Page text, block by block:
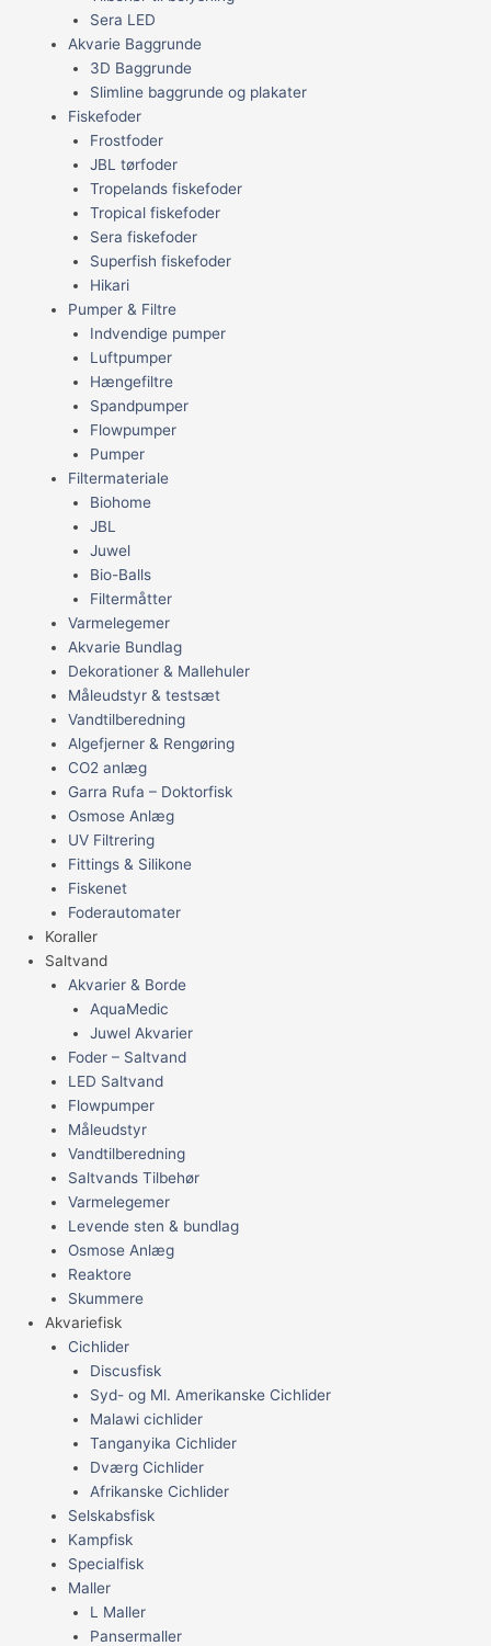
Sera LED
Akvarie Baggrunde
3D Baggrunde
Slimline baggrunde og plakater
Fiskefoder
Frostfoder
JBL tørfoder
Tropelands fiskefoder
Tropical fiskefoder
Sera fiskefoder
Superfish fiskefoder
Hikari
Pumper & Filtre
Indvendige pumper
Luftpumper
Hængefiltre
Spandpumper
Flowpumper
Pumper
Filtermateriale
Biohome
JBL
Juwel
Bio-Balls
Filtermåtter
Varmelegemer
Akvarie Bundlag
Dekorationer & Mallehuler
Måleudstyr & testsæt
Vandtilberedning
Algefjerner & Rengøring
CO2 anlæg
Garra Rufa – Doktorfisk
Osmose Anlæg
UV Filtrering
Fittings & Silikone
Fiskenet
Foderautomater
Koraller
Saltvand
Akvarier & Borde
AquaMedic
Juwel Akvarier
Foder – Saltvand
LED Saltvand
Flowpumper
Måleudstyr
Vandtilberedning
Saltvands Tilbehør
Varmelegemer
Levende sten & bundlag
Osmose Anlæg
Reaktore
Skummere
Akvariefisk
Cichlider
Discusfisk
Syd- og Ml. Amerikanske Cichlider
Malawi cichlider
Tanganyika Cichlider
Dværg Cichlider
Afrikanske Cichlider
Selskabsfisk
Kampfisk
Specialfisk
Maller
L Maller
Pansermaller